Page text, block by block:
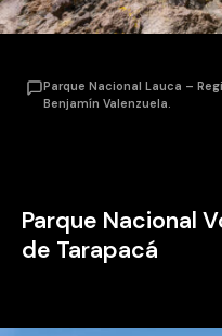
Parque Nacional Lauca –
Benjamín Valenzuela.
Parque Nacional
de Tarapacá